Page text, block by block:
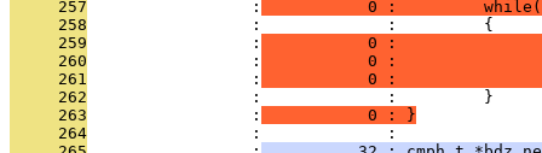
     257
                 :
0 :
     258
                 :             :         {
     259
                 :
0 :
     260
                 :
0 :
     261
                 :
0 :
     262
                 :             :         }
     263
                 :
           0 : }
     264
                 :             :